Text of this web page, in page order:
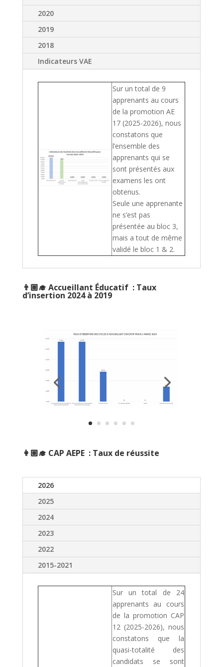
2020
2019
2018
Indicateurs VAE
Sur un total de 9
apprenants au cours
de la promotion AE
17 (2025-2026), nous
constatons que
l’ensemble des
apprenants qui se
sont présentés aux
examens les ont
obtenus.
Seule une apprenante
ne s’est pas
présentée au bloc 3,
mais a tout de même
validé le bloc 1 & 2.
👨🏼‍🎓 Accueillant Éducatif : Taux
d’insertion 2024 à 2019
👩🏼‍🎓 CAP AEPE : Taux de réussite
2026
2025
2024
2023
2022
2015-2021
Sur un total de 24
apprenants au cours
de la promotion CAP
12 (2025-2026), nous
constatons que la
quasi-totalité des
candidats se sont